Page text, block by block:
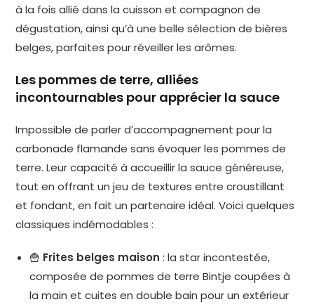
à la fois allié dans la cuisson et compagnon de
dégustation, ainsi qu’à une belle sélection de bières
belges, parfaites pour réveiller les arômes.
Les pommes de terre, alliées
incontournables pour apprécier la sauce
Impossible de parler d’accompagnement pour la
carbonade flamande sans évoquer les pommes de
terre. Leur capacité à accueillir la sauce généreuse,
tout en offrant un jeu de textures entre croustillant
et fondant, en fait un partenaire idéal. Voici quelques
classiques indémodables :
🍟 Frites belges maison : la star incontestée,
composée de pommes de terre Bintje coupées à
la main et cuites en double bain pour un extérieur